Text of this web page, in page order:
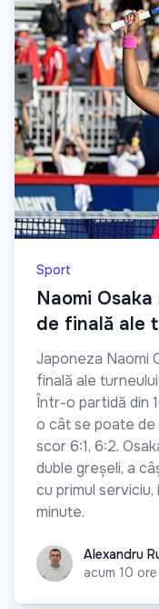
Sport
Naomi
de finală ale
Japoneza Naomi
finală ale
Într-o partidă din
o cât se poate de
scor 6:1, 6:2.
duble greșeli, a
cu primul serviciu,
minute.
Alexandru Rusu
Alexandru
acum 10 ore